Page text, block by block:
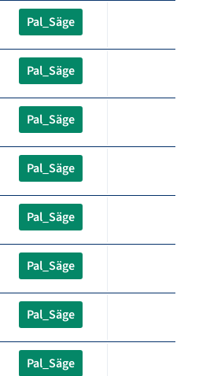
Pal_Säge
Pal_Säge
Pal_Säge
Pal_Säge
Pal_Säge
Pal_Säge
Pal_Säge
Pal_Säge